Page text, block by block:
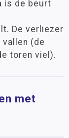
is de beurt
De verliezer
(de
toren viel).
met